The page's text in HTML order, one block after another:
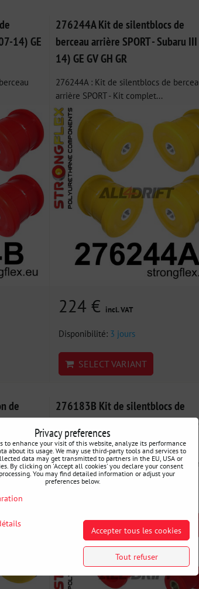
14) GE
276244A Kit de silentblocs de
berceau arrière SPORT - Subaru
14) GE GV GH GR
276244A : Kit de silentblocs de
arrière SPORT - Kit complet...
224 € incl. VAT
Disponibilité: 3 jours
SELECT VARIANT
de
06)
276183B Kit de silentblocs de
fixation de crémaillère de
Subaru III (09-13) SH
276183B : Kit de silentblocs de
crémaillère de...
Privacy preferences
to enhance your visit of this website, analyze its performance
about its usage. We may use third-party tools and services to
data may get transmitted to partners in the EU, USA or
By clicking on 'Accept all cookies' you declare your consent
You may find detailed information or adjust your
preferences below.
Accepter tous les cookies
Tout refuser